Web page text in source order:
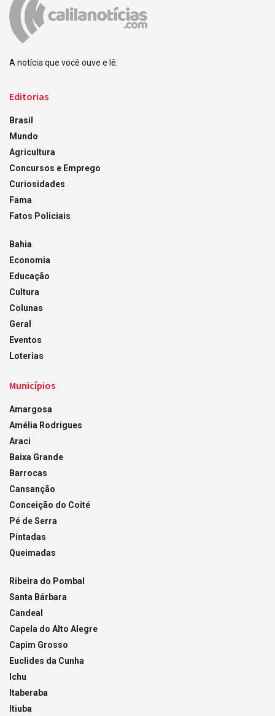
A notícia que você ouve e lê.
Editorias
Brasil
Mundo
Agricultura
Concursos e Emprego
Curiosidades
Fama
Fatos Policiais
Bahia
Economia
Educação
Cultura
Colunas
Geral
Eventos
Loterias
Municípios
Amargosa
Amélia Rodrigues
Araci
Baixa Grande
Barrocas
Cansanção
Conceição do Coité
Pé de Serra
Pintadas
Queimadas
Ribeira do Pombal
Santa Bárbara
Candeal
Capela do Alto Alegre
Capim Grosso
Euclides da Cunha
Ichu
Itaberaba
Itiuba